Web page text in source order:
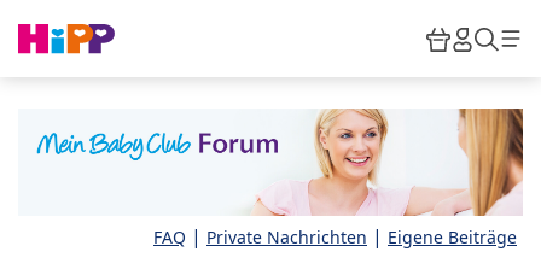
HiPP
FAQ | Private Nachrichten | Eigene Beiträge